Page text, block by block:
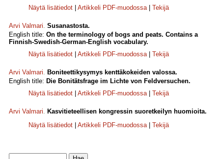
Näytä lisätiedot
Artikkeli PDF-muodossa| Tekijä
Arvi Valmari. Susanastosta.
English title: On the terminology of bogs and peats. Contains a
Finnish-Swedish-German-English vocabulary.
Näytä lisätiedot
Artikkeli PDF-muodossa| Tekijä
Arvi Valmari. Boniteettikysymys kenttäkokeiden valossa.
English title: Die Bonitätsfrage im Lichte von Feldversuchen.
Näytä lisätiedot
Artikkeli PDF-muodossa| Tekijä
Arvi Valmari. Kasvitieteellisen kongressin suoretkeilyn huomioita.
Näytä lisätiedot
Artikkeli PDF-muodossa| Tekijä